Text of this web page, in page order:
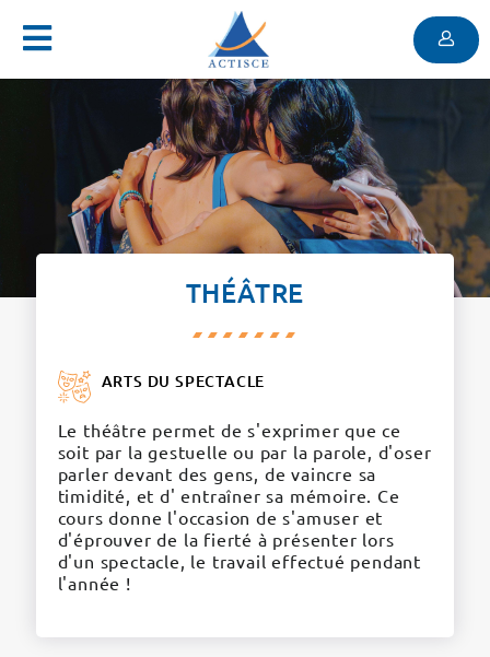
Menu
THÉÂTRE
ARTS DU SPECTACLE
Le théâtre permet de s'exprimer que ce
soit par la gestuelle ou par la parole, d'oser
parler devant des gens, de vaincre sa
timidité, et d' entraîner sa mémoire. Ce
cours donne l'occasion de s'amuser et
d'éprouver de la fierté à présenter lors
d'un spectacle, le travail effectué pendant
l'année !